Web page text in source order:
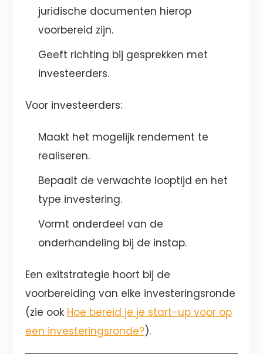
juridische documenten hierop
voorbereid zijn.
Geeft richting bij gesprekken met
investeerders.
Voor investeerders:
Maakt het mogelijk rendement te
realiseren.
Bepaalt de verwachte looptijd en het
type investering.
Vormt onderdeel van de
onderhandeling bij de instap.
Een exitstrategie hoort bij de
voorbereiding van elke investeringsronde
(zie ook Hoe bereid je je start-up voor op
een investeringsronde?).